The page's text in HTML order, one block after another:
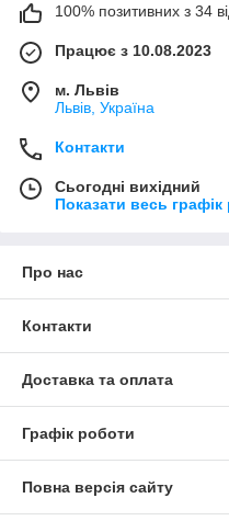
100% позитивних з 34
Працює з 10.08.2023
м. Львів
Львів, Україна
Контакти
Сьогодні вихідний
Показати весь графік
Про нас
Контакти
Доставка та оплата
Графік роботи
Повна версія сайту